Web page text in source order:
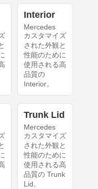
Interior
Mercedes
カスタマイズ
された外観と
性能のために
使用される高
品質の
Interior。
Trunk Lid
Mercedes
カスタマイズ
された外観と
性能のために
使用される高
品質の Trunk
Lid。